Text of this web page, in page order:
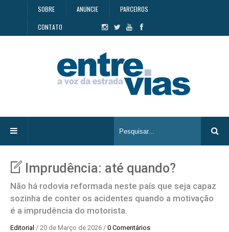
SOBRE ANUNCIE PARCEIROS
CONTATO
Imprudência: até quando?
Não há rodovia reformada neste país que seja capaz
sozinha de conter os acidentes quando a motivação
é a imprudência do motorista.
Editorial / 20 de Março de 2026 / 0 Comentários